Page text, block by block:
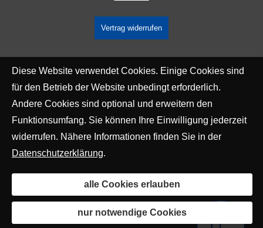
Vertrag widerrufen
Diese Website verwendet Cookies. Einige Cookies sind
für den Betrieb der Website unbedingt erforderlich.
Andere Cookies sind optional und erweitern den
Funktionsumfang. Sie können Ihre Einwilligung jederzeit
widerrufen. Nähere Informationen finden Sie in der
Datenschutzerklärung.
alle Cookies erlauben
nur notwendige Cookies